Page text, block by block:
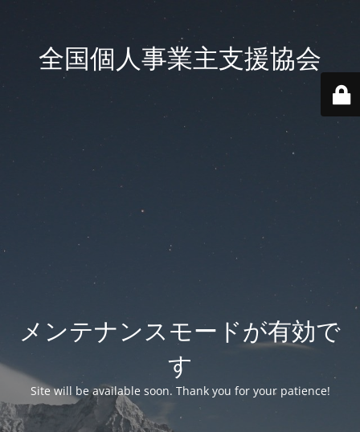
全国個人事業主支援協会
メンテナンスモードが有効で
す
Site will be available soon. Thank you for your patience!